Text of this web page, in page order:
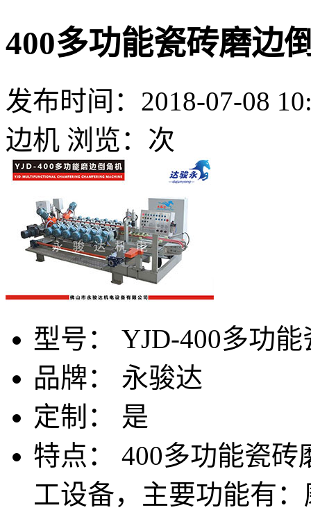
400多功能瓷砖磨边
发布时间：2018-07-08
边机 浏览： 次
型号：
YJD-400多功
品牌：
永骏达
定制：
是
特点：
400多功能瓷砖
工设备，主要功能有